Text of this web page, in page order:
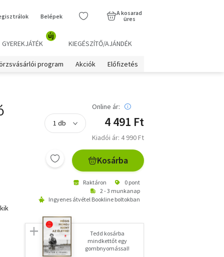
Belépek
A kosarad
üres
GYEREKJÁTÉK
új
KIEGÉSZÍTŐ/AJÁNDÉK
program Akciók Előfizetés
Online ár:
4 491 Ft
Kiadói ár: 4 990 Ft
Kosárba
Raktáron
0 pont
2 - 3 munkanap
Ingyenes átvétel Bookline boltokban
Tedd kosárba
mindkettőt egy
gombnyomással!